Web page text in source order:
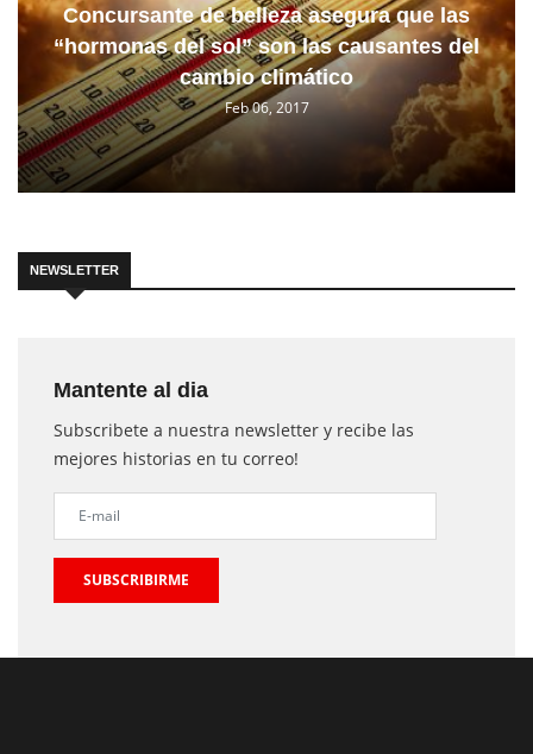
Concursante de belleza asegura que las
“hormonas del sol” son las causantes del
cambio climático
Feb 06, 2017
NEWSLETTER
Mantente al dia
Subscribete a nuestra newsletter y recibe las
mejores historias en tu correo!
SUBSCRIBIRME